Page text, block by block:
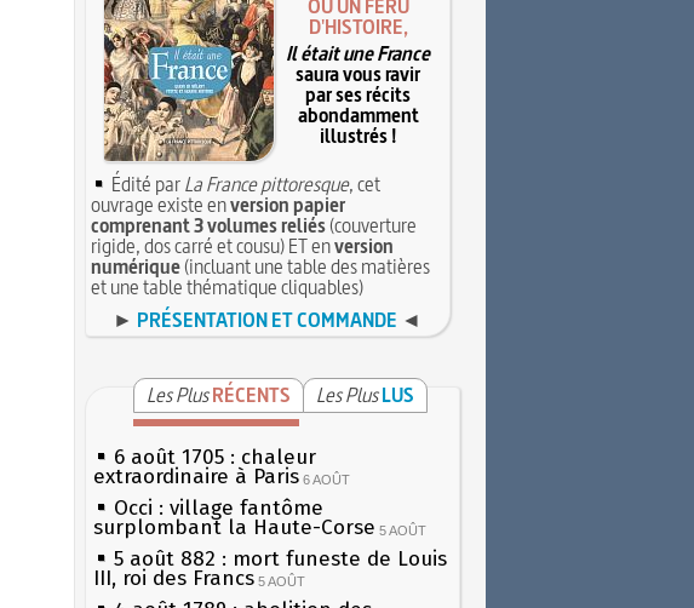
OU UN FÉRU
D'HISTOIRE,
Il était une France
saura vous ravir
par ses récits
abondamment
illustrés !
Édité parLa France pittoresque, cet
ouvrage existe enversion papier
comprenant 3 volumes reliés(couverture
rigide, dos carré et cousu) ET enversion
numérique(incluant une table des matières
et une table thématique cliquables)
► PRÉSENTATION ET COMMANDE ◄
Les Plus RÉCENTS Les Plus LUS
6 août 1705 : chaleur
extraordinaire à Paris 6 AOÛT
Occi : village fantôme
surplombant la Haute-Corse 5 AOÛT
5 août 882 : mort funeste de Louis
III, roi des Francs 5 AOÛT